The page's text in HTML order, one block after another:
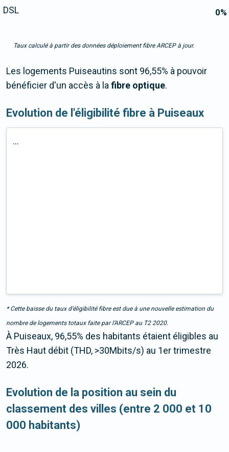
0%
DSL
Taux calculé à partir des données déploiement fibre ARCEP à jour.
Les logements Puiseautins sont 96,55% à pouvoir
bénéficier d'un accès à lafibre optique.
Evolution de l'éligibilité fibre à Puiseaux
...
* Cette baisse du taux d’éligibilité fibre est due à une nouvelle estimation du
nombre de logements totaux faite par l’ARCEP au T2 2020.
À Puiseaux, 96,55% des habitants étaient éligibles au
Très Haut débit (THD, >30Mbits/s) au 1er trimestre
2026.
Evolution de la position au sein du
classement des villes (entre 2 000 et 10
000 habitants)